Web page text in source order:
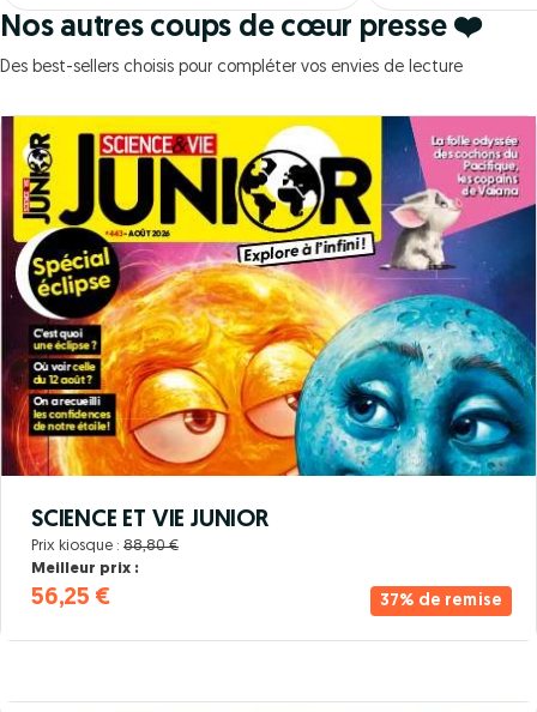
Nos autres coups de cœur presse ❤️
Des best-sellers choisis pour compléter vos envies de lecture
37% de remise
SCIENCE ET VIE JUNIOR
Prix kiosque : 88,80 €
Meilleur prix :
56,25 €